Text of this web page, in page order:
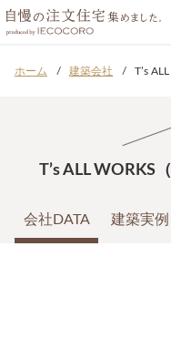
ホーム 建築会社 T’s
T’s ALL WORKS
会社DATA 建築実例